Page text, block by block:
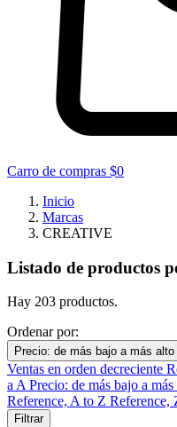
Carro de compras $0
Inicio
Marcas
CREATIVE
Listado de productos
Hay 203 productos.
Ordenar por:
Precio: de más bajo a más alto
Ventas en orden decreciente
a APrecio: de más bajo a más
Reference, A to Z Reference,
Filtrar